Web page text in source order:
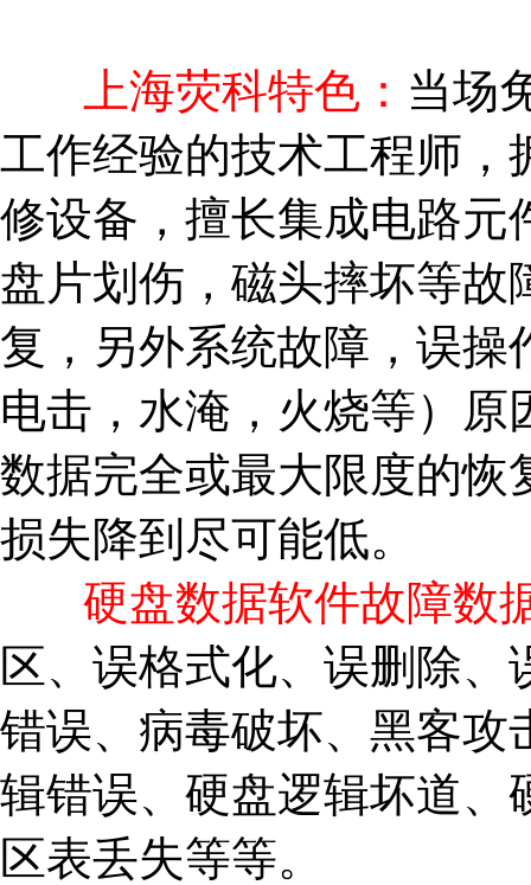
上海荧科特色： 当场
工作经验的技术工程师，
修设备，擅长集成电路元
盘片划伤，磁头摔坏等故
复，另外系统故障，误操
电击，水淹，火烧等）
数据完全或最大限度的恢
损失降到尽可能低。
硬盘数据软件故障数
区、误格式化、误删除
错误、病毒破坏、黑客攻
辑错误、硬盘逻辑坏道、
区表丢失等等。